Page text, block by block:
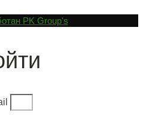
PK Group's